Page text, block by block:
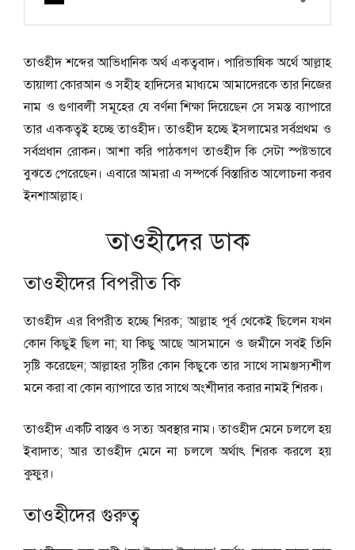
তাওহীদ শব্দের আভিধানিক অর্থ একত্ববাদ। পারিভাষিক অর্থে আল্লাহ
তায়ালা কোরআন ও সহীহ হাদিসের মাধ্যমে আমাদেরকে তার নিজের
নাম ও গুণাবলী সমূহের যে বর্ণনা শিক্ষা দিয়েছেন সে সমস্ত ব্যাপারে
তার এককত্বই হচ্ছে তাওহীদ। তাওহীদ হচ্ছে ইসলামের সর্বপ্রথম ও
সর্বপ্রধান রোকন। আশা করি পাঠকগণ তাওহীদ কি সেটা স্পষ্টভাবে
বুঝতে পেরেছেন। এবারে আমরা এ সম্পর্কে বিস্তারিত আলোচনা করব
ইনশাআল্লাহ।
তাওহীদের ডাক
তাওহীদের বিপরীত কি
তাওহীদ এর বিপরীত হচ্ছে শিরক; আল্লাহ পূর্ব থেকেই ছিলেন যখন
কোন কিছুই ছিল না; যা কিছু আছে আসমানে ও জমীনে সবই তিনি
সৃষ্টি করেছেন; আল্লাহর সৃষ্টির কোন কিছুকে তার সাথে সামঞ্জস্যশীল
মনে করা বা কোন ব্যাপারে তার সাথে অংশীদার করার নামই শিরক।
তাওহীদ একটি বাস্তব ও সত্য অবস্থার নাম। তাওহীদ মেনে চললে হয়
ইবাদাত; আর তাওহীদ মেনে না চললে অর্থাৎ শিরক করলে হয়
কুফুর।
তাওহীদের গুরুত্ব